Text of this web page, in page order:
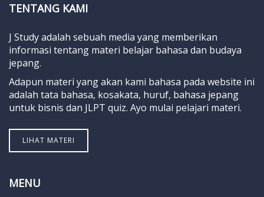
TENTANG KAMI
J Study adalah sebuah media yang memberikan
informasi tentang materi belajar bahasa dan budaya
jepang.
Adapun materi yang akan kami bahasa pada website ini
adalah tata bahasa, kosakata, huruf, bahasa jepang
untuk bisnis dan JLPT quiz. Ayo mulai pelajari materi.
LIHAT MATERI
MENU